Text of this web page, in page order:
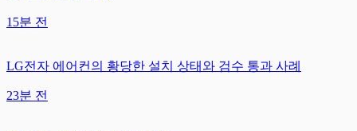
15분 전
LG전자 에어컨의 황당한 설치 상태와 검수 통과 사례
23분 전